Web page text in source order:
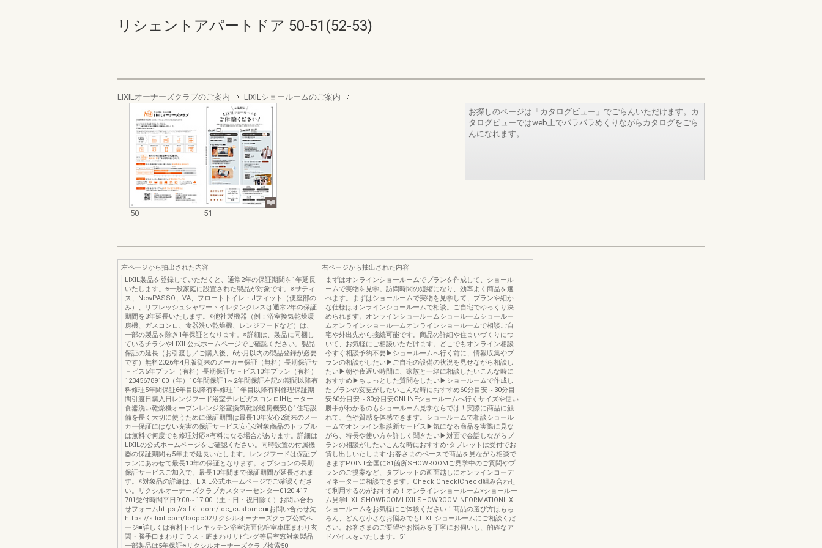
リシェントアパートドア 50-51(52-53)
LIXILオーナーズクラブのご案内 LIXILショールームのご案内
50 51
お探しのページは「カタログビュー」でごらんいただけます。カ
タログビューではweb上でパラパラめくりながらカタログをごら
んになれます。
左ページから抽出された内容
LIXIL製品を登録していただくと、通常2年の保証期間を1年延長
いたします。※一般家庭に設置された製品が対象です。※サティ
ス、NewPASSO、VA、フロートトイレ・Jフィット（便座部の
み）、リフレッシュシャワートイレタンクレスは通常2年の保証
期間を3年延長いたします。※他社製機器（例：浴室換気乾燥暖
房機、ガスコンロ、食器洗い乾燥機、レンジフードなど）は、
一部の製品を除き1年保証となります。※詳細は、製品に同梱し
ているチラシやLIXIL公式ホームページでご確認ください。製品
保証の延長（お引渡し／ご購入後、6か月以内の製品登録が必要
です）無料2026年4月版従来のメーカー保証（無料）長期保証サ
－ビス5年プラン（有料）長期保証サ－ビス10年プラン（有料）
123456789100（年）10年間保証1～2年間保証左記の期間以降有
料修理5年間保証6年目以降有料修理11年目以降有料修理保証期
間引渡日購入日レンジフード浴室テレビガスコンロIHヒーター
食器洗い乾燥機オーブンレンジ浴室換気乾燥暖房機安心1住宅設
備を長く大切に使うために保証期間は最長10年安心2従来のメー
カー保証にはない充実の保証サービス安心3対象商品のトラブル
は無料で何度でも修理対応※有料になる場合があります。詳細は
LIXILの公式ホームページをご確認ください。同時設置の付属機
器の保証期間も5年まで延長いたします。レンジフードは保証プ
ランにあわせて最長10年の保証となります。オプションの長期
保証サービスご加入で、最長10年間まで保証期間が延長されま
す。※対象品の詳細は、LIXIL公式ホームページでご確認くださ
い。リクシルオーナーズクラブカスタマーセンター0120-417-
701受付時間平日9:00～17:00（土・日・祝日除く）お問い合わ
せフォームhttps://s.lixil.com/loc_customer■お問い合わせ先
https://s.lixil.com/locpc02リクシルオーナーズクラブ公式ペ
ージ■詳しくは有料トイレキッチン浴室洗面化粧室車庫まわり玄
関・勝手口まわりテラス・庭まわりリビング等居室窓対象製品
一部製品は5年保証※リクシルオーナーズクラブ検索50
右ページから抽出された内容
まずはオンラインショールームでプランを作成して、ショール
ームで実物を見学。訪問時間の短縮になり、効率よく商品を選
べます。まずはショールームで実物を見学して、プランや細か
な仕様はオンラインショールームで相談。ご自宅でゆっくり決
められます。オンラインショールームショールームショールー
ムオンラインショールームオンラインショールームで相談ご自
宅や外出先から接続可能です。商品の詳細や住まいづくりにつ
いて、お気軽にご相談いただけます。どこでもオンライン相談
今すぐ相談予約不要▶ショールームへ行く前に、情報収集やプ
ランの相談がしたい▶ご自宅の設備の状況を見せながら相談し
たい▶朝や夜遅い時間に、家族と一緒に相談したいこんな時に
おすすめ▶ちょっとした質問をしたい▶ショールームで作成し
たプランの変更がしたいこんな時におすすめ60分目安～30分目
安60分目安～30分目安ONLINEショールームへ行くサイズや使い
勝手がわかるのもショールーム見学ならでは！実際に商品に触
れて、色や質感を体感できます。ショールームで相談ショール
ームでオンライン相談新サービス▶気になる商品を実際に見な
がら、特長や使い方を詳しく聞きたい▶対面で会話しながらプ
ランの相談がしたいこんな時におすすめ•タブレットは受付でお
貸し出しいたします•お客さまのペースで商品を見ながら相談で
きますPOINT全国に81箇所SHOWROOMご見学中のご質問やプ
ランのご提案など、タブレットの画面越しにオンラインコーデ
ィネーターに相談できます。Check!Check!Check!組み合わせ
て利用するのがおすすめ！オンラインショールーム×ショールー
ム見学LIXILSHOWROOMLIXILSHOWROOMINFORMATIONLIXIL
ショールームをお気軽にご体験ください！商品の選び方はもち
ろん、どんな小さなお悩みでもLIXILショールームにご相談くだ
さい。お客さまのご要望やお悩みを丁寧にお伺いし、的確なア
ドバイスをいたします。51